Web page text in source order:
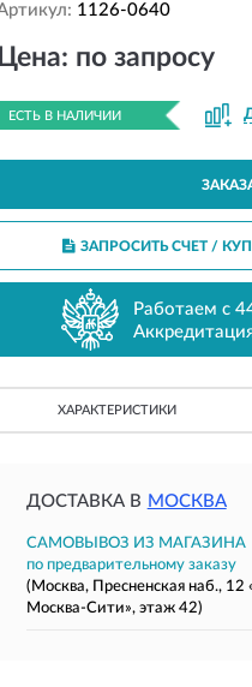
1126-0640
по запросу
ЕСТЬ В НАЛИЧИИ
ЗАПРОСИТЬ СЧЕТ /
Работаем с
ХАРАКТЕРИСТИКИ
ДОСТАВКА В МОСКВА
САМОВЫВОЗ ИЗ МАГАЗИНА
по предварительному заказу
(Москва, Пресненская наб.,
Москва-Сити», этаж 42)